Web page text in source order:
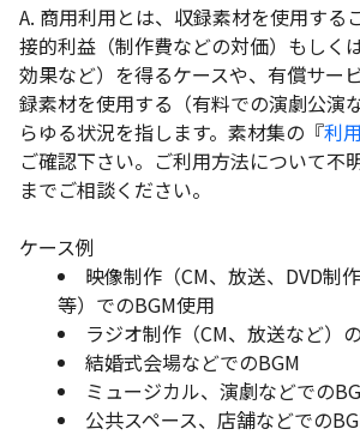
A. 商用利用とは、収録素材を使用する
接的利益（制作費などの対価）もしく
効果など）を得るケースや、有償サー
録素材を使用する（有料での演劇公演
らゆる状況を指します。素材集の『利
ご確認下さい。ご利用方法について不
までご相談ください。
ケース例
映像制作（CM、放送、DVD制
等）でのBGM使用
ラジオ制作（CM、放送など）
結婚式会場などでのBGM
ミュージカル、演劇などでの
公共スペース、店舗などでの